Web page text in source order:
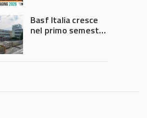
Governo
Basf Italia cresce
nel primo semestre